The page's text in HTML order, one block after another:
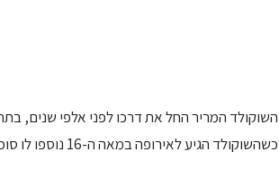
השוקולד המריר החל את דרכו לפני אלפי שנים,
כשהשוקולד הגיע לאירופה במאה ה-16 נוספו לו סוכר וחלב, והוא עבר טרנספורמציה לממתק שהוא היום.